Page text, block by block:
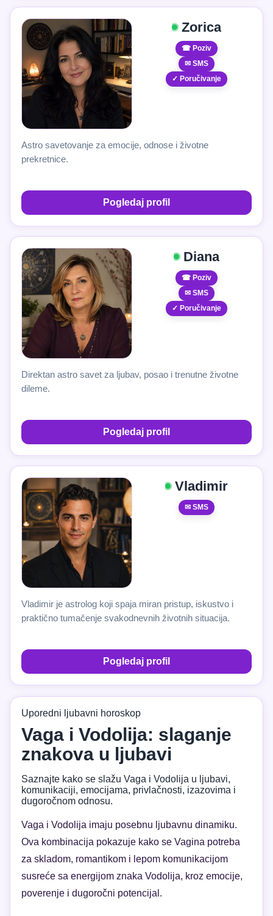
Zorica
☎ Poziv
✉ SMS
✓ Poručivanje
Astro savetovanje za emocije, odnose i životne
prekretnice.
Pogledaj profil
Diana
☎ Poziv
✉ SMS
✓ Poručivanje
Direktan astro savet za ljubav, posao i trenutne životne
dileme.
Pogledaj profil
Vladimir
✉ SMS
Vladimir je astrolog koji spaja miran pristup, iskustvo i
praktično tumačenje svakodnevnih životnih situacija.
Pogledaj profil
Uporedni ljubavni horoskop
Vaga i Vodolija: slaganje
znakova u ljubavi
Saznajte kako se slažu Vaga i Vodolija u ljubavi,
komunikaciji, emocijama, privlačnosti, izazovima i
dugoročnom odnosu.
Vaga i Vodolija imaju posebnu ljubavnu dinamiku.
Ova kombinacija pokazuje kako se Vagina potreba
za skladom, romantikom i lepom komunikacijom
susreće sa energijom znaka Vodolija, kroz emocije,
poverenje i dugoročni potencijal.